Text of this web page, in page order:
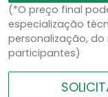
(*O preço final
especialização
personalização,
participantes)